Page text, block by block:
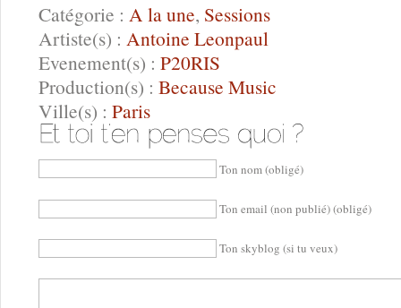
Catégorie : A la une, Sessions
Artiste(s) : Antoine Leonpaul
Evenement(s) : P20RIS
Production(s) : Because Music
Ville(s) : Paris
Ton nom (obligé)
Ton email (non publié) (obligé)
Ton skyblog (si tu veux)